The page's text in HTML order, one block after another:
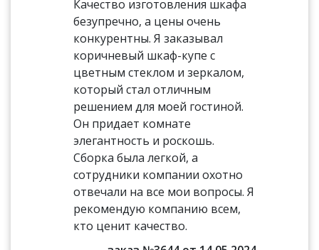
Качество изготовления шкафа
безупречно, а цены очень
конкурентны. Я заказывал
коричневый шкаф-купе с
цветным стеклом и зеркалом,
который стал отличным
решением для моей гостиной.
Он придает комнате
элегантность и роскошь.
Сборка была легкой, а
сотрудники компании охотно
отвечали на все мои вопросы. Я
рекомендую компанию всем,
кто ценит качество.